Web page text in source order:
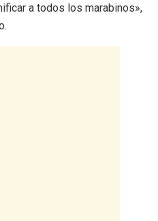
a todos los marabinos»,